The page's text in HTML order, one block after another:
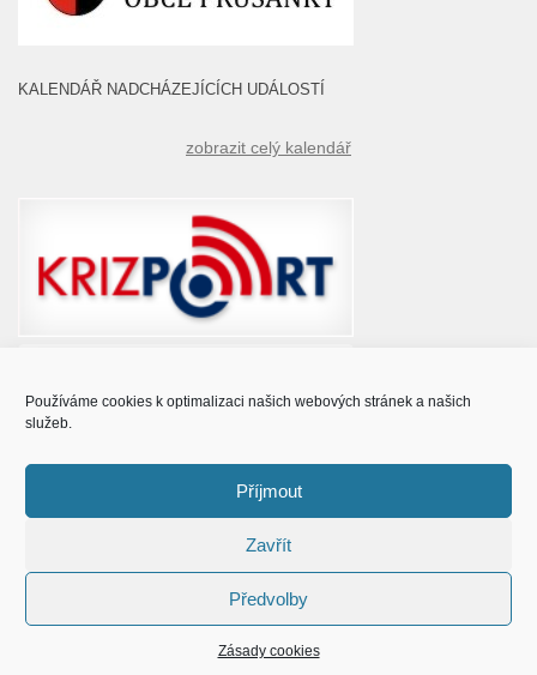
Používáme cookies k optimalizaci našich webových stránek a našich
služeb.
Příjmout
Zavřít
Předvolby
Zásady cookies
KALENDÁŘ NADCHÁZEJÍCÍCH UDÁLOSTÍ
zobrazit celý kalendář
© Obec Prušánky 2015 - 2023